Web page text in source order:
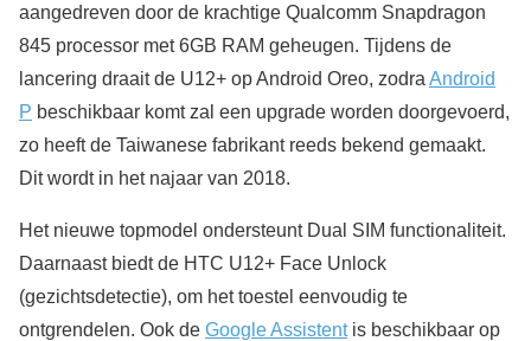
aangedreven door de krachtige Qualcomm Snapdragon
845 processor met 6GB RAM geheugen. Tijdens de
lancering draait de U12+ op Android Oreo, zodra Android
P beschikbaar komt zal een upgrade worden doorgevoerd,
zo heeft de Taiwanese fabrikant reeds bekend gemaakt.
Dit wordt in het najaar van 2018.
Het nieuwe topmodel ondersteunt Dual SIM functionaliteit.
Daarnaast biedt de HTC U12+ Face Unlock
(gezichtsdetectie), om het toestel eenvoudig te
ontgrendelen. Ook de Google Assistentis beschikbaar op